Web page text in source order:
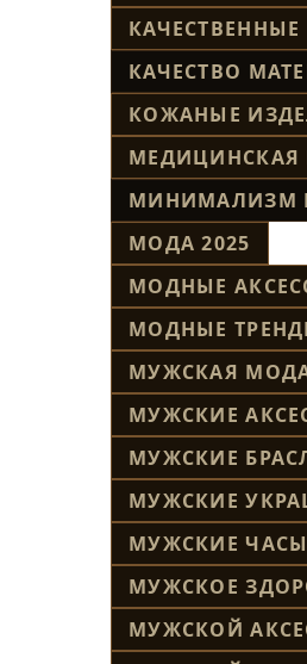
КАЧЕСТВО
КОЖАНЫЕ
МИНИМАЛИЗМ
МОДА 2025
МОДНЫЕ
МОДНЫЕ
МУЖСКАЯ
МУЖСКИЕ
МУЖСКИЕ
МУЖСКИЕ
МУЖСКИЕ ЧАСЫ
МУЖСКОЕ
МУЖСКОЙ